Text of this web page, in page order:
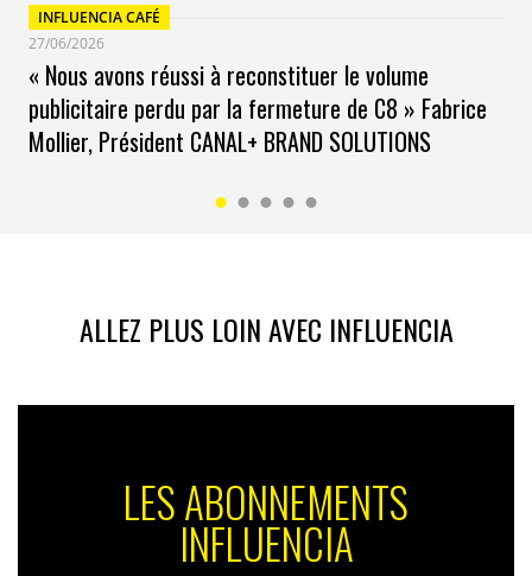
INFLUENCIA CAFÉ
27/06/2026
« Nous avons réussi à reconstituer le volume
publicitaire perdu par la fermeture de C8 » Fabrice
Mollier, Président CANAL+ BRAND SOLUTIONS
ALLEZ PLUS LOIN AVEC INFLUENCIA
LES ABONNEMENTS
INFLUENCIA